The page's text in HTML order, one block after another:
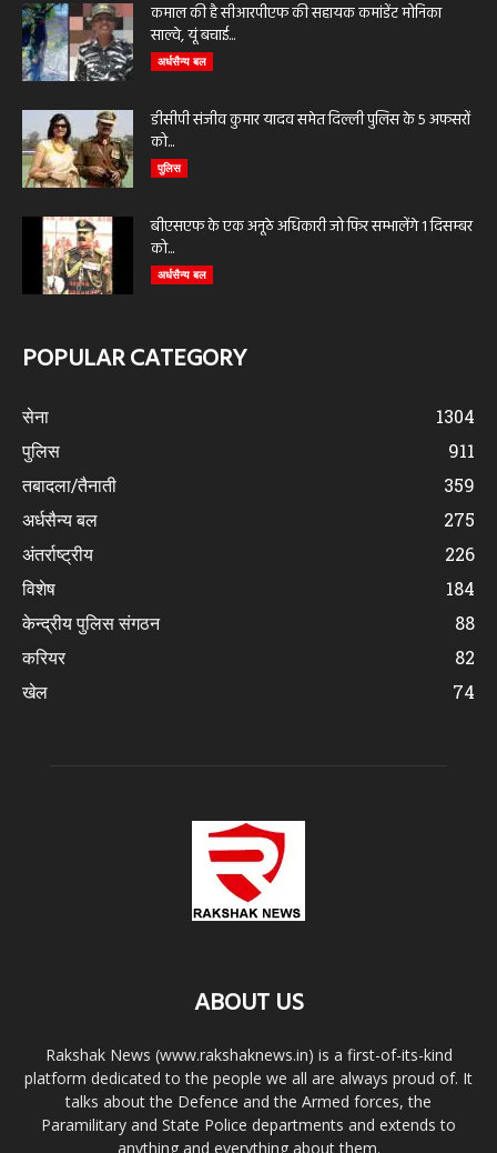
कमाल की है सीआरपीएफ की सहायक कमांडेंट मोनिका
साल्वे, यूं बचाई...
अर्धसैन्य बल
डीसीपी संजीव कुमार यादव समेत दिल्ली पुलिस के 5 अफसरों
को...
पुलिस
बीएसएफ के एक अनूठे अधिकारी जो फिर सम्भालेंगे 1 दिसम्बर
को...
अर्धसैन्य बल
POPULAR CATEGORY
सेना
1304
पुलिस
911
तबादला/तैनाती
359
अर्धसैन्य बल
275
अंतर्राष्ट्रीय
226
विशेष
184
केन्द्रीय पुलिस संगठन
88
करियर
82
खेल
74
ABOUT US
Rakshak News (www.rakshaknews.in) is a first-of-its-kind
platform dedicated to the people we all are always proud of. It
talks about the Defence and the Armed forces, the
Paramilitary and State Police departments and extends to
anything and everything about them.